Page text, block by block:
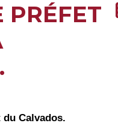
PRÉFET
Calvados.